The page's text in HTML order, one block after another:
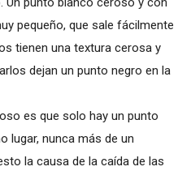
pequeño, que sale fácilmente
tienen una textura cerosa y
dejan un punto negro en la
es que solo hay un punto
lugar, nunca más de un
la causa de la caída de las